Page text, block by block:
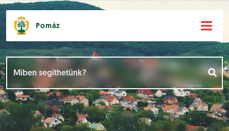
Pomáz
Események []